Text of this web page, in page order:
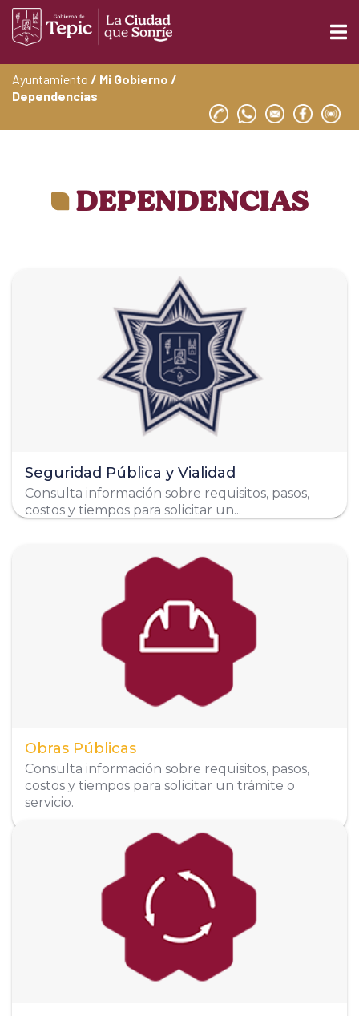
Ayuntamiento / Mi Gobierno /
Dependencias
DEPENDENCIAS
Seguridad Pública y Vialidad
Consulta información sobre requisitos, pasos,
costos y tiempos para solicitar un...
Boulevard Topacio 1055, Fraccionamiento
Olimpo, 63176 Tepic, Nay.
311 378 9077
311 378 9078
311 378 9073
Redes Sociales
Obras Públicas
Consulta información sobre requisitos, pasos,
costos y tiempos para solicitar un trámite o
servicio.
Organigrama
63197 Tepic, Nay.
Alumbrado Público
311 169 4435
Aseo Público
Parques y Jardines